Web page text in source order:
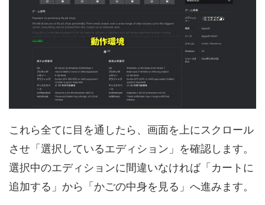
これら全てに目を通したら、画面を上にスクロール
させ「選択しているエディション」を確認します。
選択中のエディションに間違いなければ「カートに
追加する」から「かごの中身を見る」へ進みます。